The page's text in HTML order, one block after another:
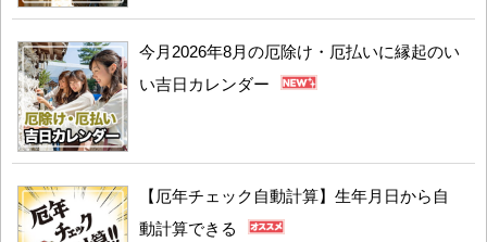
今月2026年8月の厄除け・厄払いに縁起のい
い吉日カレンダー
【厄年チェック自動計算】生年月日から自
動計算できる